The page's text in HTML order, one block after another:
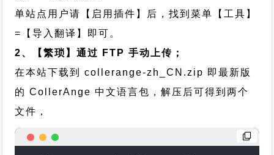
单站点用户请【启用插件】后，找到菜单【工具】
=【导入翻译】即可。
2、【繁琐】通过 FTP 手动上传；
在本站下载到collerange-zh_CN.zip 即最新版
的 CollerAnge 中文语言包，解压后可得到两个
文件，